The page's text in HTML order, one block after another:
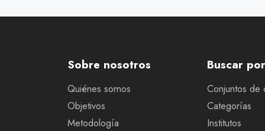
Sobre nosotros
Quiénes somos
Objetivos
Metodología
Buscar por
Conjuntos de
Categorías
Institutos